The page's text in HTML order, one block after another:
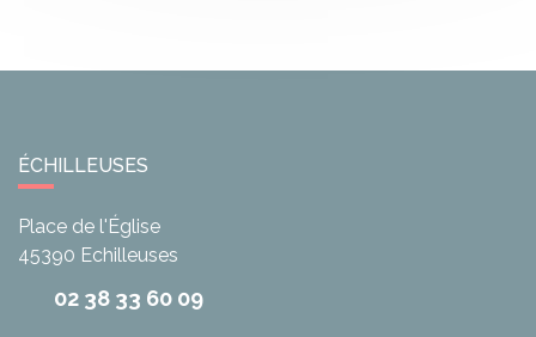
ÉCHILLEUSES
Place de l'Église
45390 Echilleuses
02 38 33 60 09